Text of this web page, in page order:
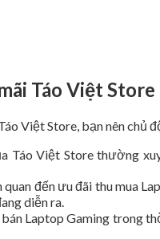
Táo Việt
Việt Store, bạn nên chủ
Táo Việt Store thường
đến ưu đãi thu mua
diễn ra.
bán Laptop Gaming trong